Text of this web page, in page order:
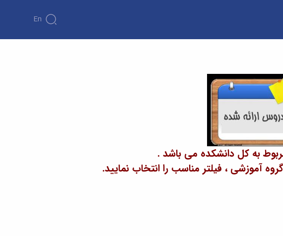
En
به کل دانشکده می باشد .
آموزشی ، فیلتر مناسب را انتخاب نمایید.